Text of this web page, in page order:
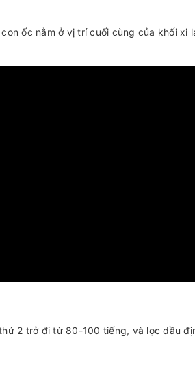
ốc nằm ở vị trí cuối cùng của khối xi
2 trở đi từ 80-100 tiếng, và lọc dầu